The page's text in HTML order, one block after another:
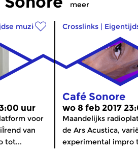
meer
muziek
uur
voor
van
tot...
Crosslinks |
Café Sonore
wo 8 feb 2017
Maandelijks
de Ars Acustica,
experimental impro